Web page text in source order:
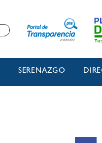
SERENAZGO